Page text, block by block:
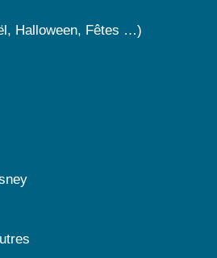
Halloween, Fêtes …)